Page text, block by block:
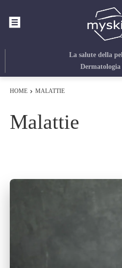
La salute della
HOME MALATTIE
Malattie